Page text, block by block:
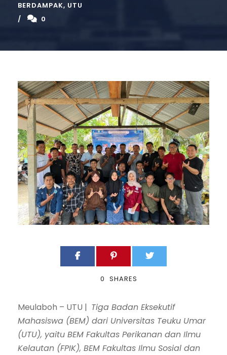
BERDAMPAK, UTU
0
0 SHARES
Meulaboh – UTU | Tiga Badan Eksekutif
Mahasiswa (BEM) dari Universitas Teuku Umar
(UTU), yaitu BEM Fakultas Perikanan dan Ilmu
Kelautan (FPIK), BEM Fakultas Ilmu Sosial dan